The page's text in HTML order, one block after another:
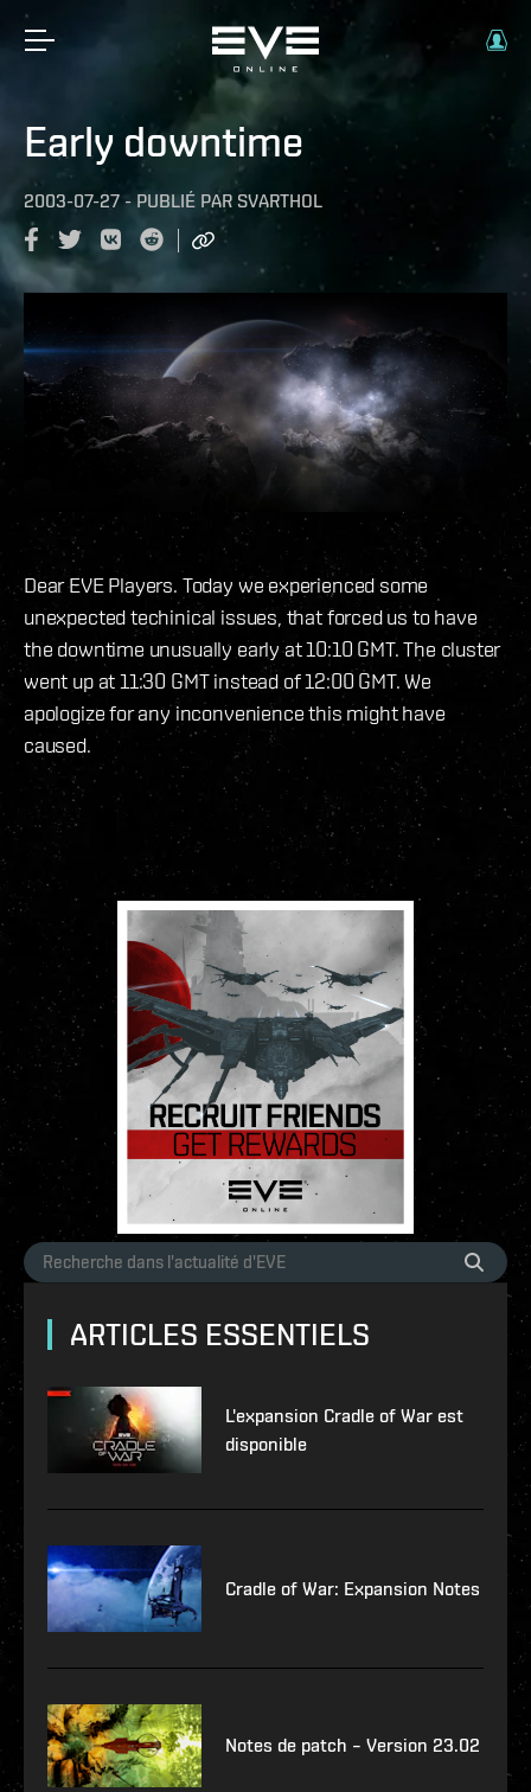
Early downtime
2003-07-27 - PUBLIÉ PAR SVARTHOL
Dear EVE Players. Today we experienced some
unexpected techinical issues, that forced us to have
the downtime unusually early at 10:10 GMT. The cluster
went up at 11:30 GMT instead of 12:00 GMT. We
apologize for any inconvenience this might have
caused.
ARTICLES ESSENTIELS
L'expansion Cradle of War est
disponible
Cradle of War: Expansion Notes
Notes de patch – Version 23.02